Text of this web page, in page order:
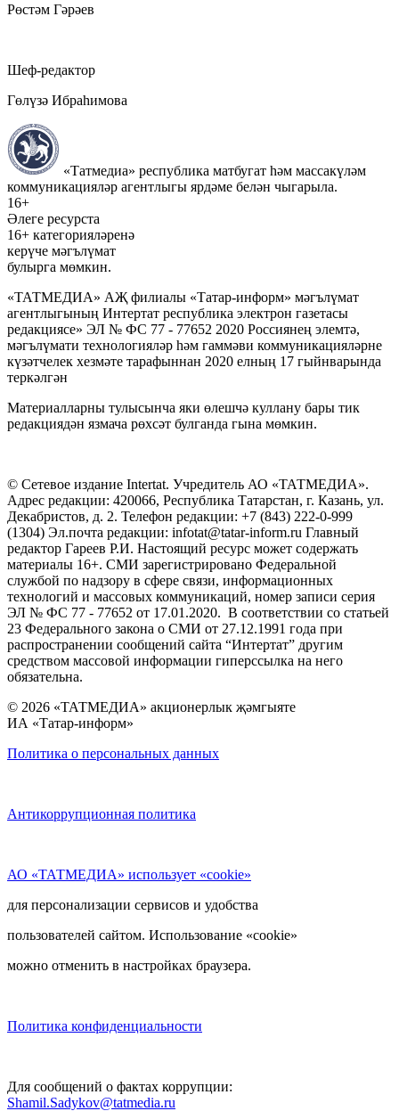
Рөстәм Гәрәев
Шеф-редактор
Гөлүзә Ибраһимова
«Татмедиа» республика матбугат һәм массакүләм
коммуникацияләр агентлыгы ярдәме белән чыгарыла.
16+
Әлеге ресурста
16+ категорияләренә
керүче мәгълүмат
булырга мөмкин.
«ТАТМЕДИА» АҖ филиалы «Татар-информ» мәгълүмат
агентлыгының Интертат республика электрон газетасы
редакциясе» ЭЛ № ФС 77 - 77652 2020 Россиянең элемтә,
мәгълүмати технологияләр һәм гаммәви коммуникацияләрне
күзәтчелек хезмәте тарафыннан 2020 елның 17 гыйнварында
теркәлгән
Материалларны тулысынча яки өлешчә куллану бары тик
редакциядән язмача рөхсәт булганда гына мөмкин.
© Сетевое издание Intertat. Учредитель АО «ТАТМЕДИА».
Адрес редакции: 420066, Республика Татарстан, г. Казань, ул.
Декабристов, д. 2. Телефон редакции: +7 (843) 222-0-999
(1304) Эл.почта редакции: infotat@tatar-inform.ru Главный
редактор Гареев Р.И. Настоящий ресурс может содержать
материалы 16+. СМИ зарегистрировано Федеральной
службой по надзору в сфере связи, информационных
технологий и массовых коммуникаций, номер записи серия
ЭЛ № ФС 77 - 77652 от 17.01.2020. В соответствии со статьей
23 Федерального закона о СМИ от 27.12.1991 года при
распространении сообщений сайта “Интертат” другим
средством массовой информации гиперссылка на него
обязательна.
© 2026 «ТАТМЕДИА» акционерлык җәмгыяте
ИА «Татар-информ»
Политика о персональных данных
Антикоррупционная политика
АО «ТАТМЕДИА» использует «cookie»
для персонализации сервисов и удобства
пользователей сайтом. Использование «cookie»
можно отменить в настройках браузера.
Политика конфиденциальности
Для сообщений о фактах коррупции:
Shamil.Sadykov@tatmedia.ru